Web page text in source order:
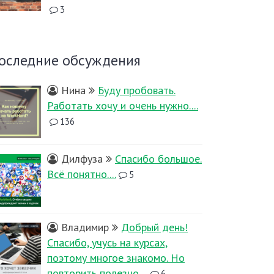
3
обсуждения
Нина
Буду пробовать.
Работать хочу и очень нужно....
136
Дилфуза
Спасибо большое.
Всё понятно....
5
Владимир
Добрый день!
Спасибо, учусь на курсах,
поэтому многое знакомо. Но